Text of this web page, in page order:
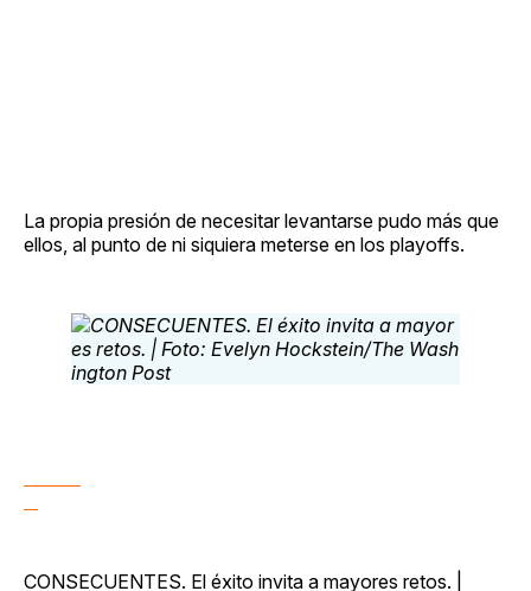
La propia presión de necesitar levantarse pudo más que
ellos, al punto de ni siquiera meterse en los playoffs.
CONSECUENTES. El éxito invita a mayores retos. |